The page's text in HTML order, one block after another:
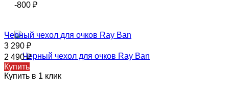
-800 ₽
Черный чехол для очков Ray Ban
3 290 ₽
2 490₽
Купить
Купить в 1 клик